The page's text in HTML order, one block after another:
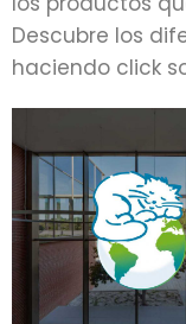
Descubre los
haciendo click